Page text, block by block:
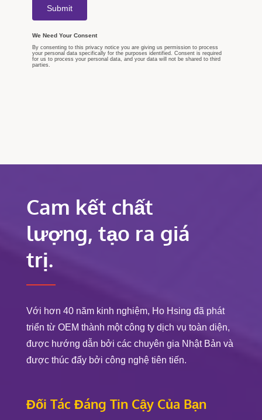
Cam kết chất
lượng, tạo ra giá
trị.
Với hơn 40 năm kinh nghiệm, Ho Hsing đã phát
triển từ OEM thành một công ty dịch vụ toàn diện,
được hướng dẫn bởi các chuyên gia Nhật Bản và
được thúc đẩy bởi công nghệ tiên tiến.
Đối Tác Đáng Tin Cậy Của Bạn